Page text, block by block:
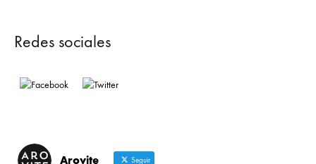
Redes sociales
Arovite Seguir